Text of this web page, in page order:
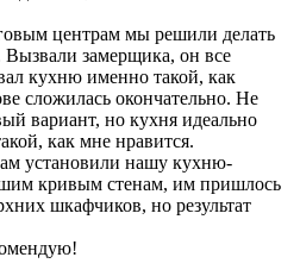
центрам мы решили делать
замерщика, он все
кухню именно такой, как
сложилась окончательно. Не
вариант, но кухня идеально
как мне нравится.
установили нашу кухню-
кривым стенам, им пришлось
шкафчиков, но результат